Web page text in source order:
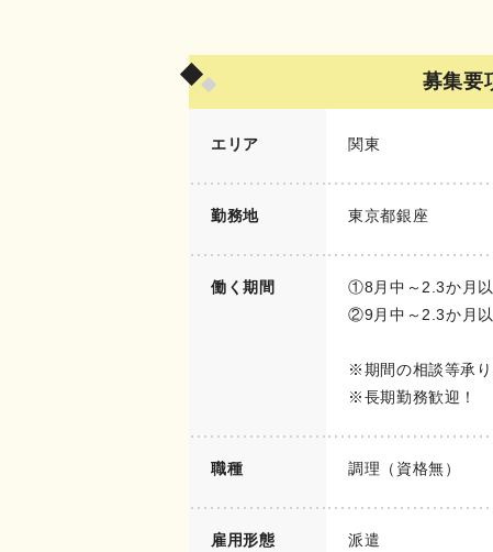
募集要
エリア 関東
勤務地 東京都銀座
働く期間
①8月中～2.3か月
②9月中～2.3か月
※期間の相談等承
※長期勤務歓迎！
職種 調理（資格無）
雇用形態 派遣